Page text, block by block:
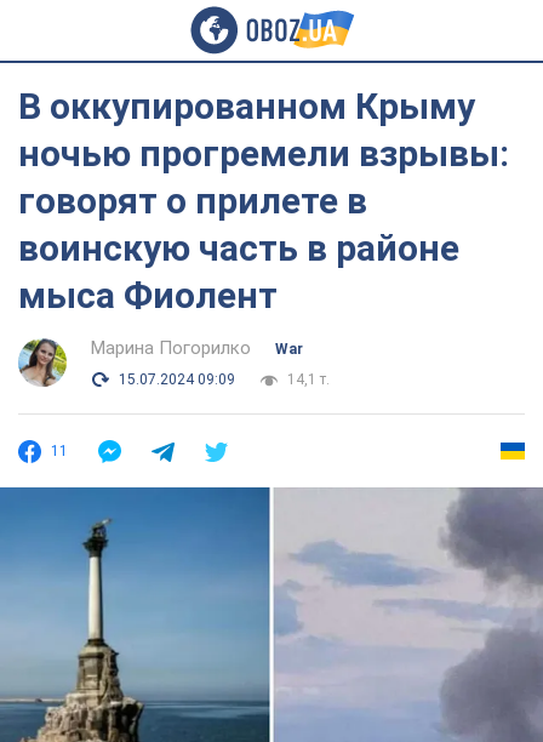
В оккупированном Крыму
ночью прогремели взрывы:
говорят о прилете в
воинскую часть в районе
мыса Фиолент
Марина Погорилко
War
15.07.2024 09:09
14,1 т.
11